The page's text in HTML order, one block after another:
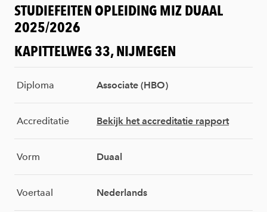
STUDIEFEITEN OPLEIDING MIZ DUAAL
2025/2026
KAPITTELWEG 33, NIJMEGEN
Diploma Associate (HBO)
Accreditatie Bekijk het accreditatie rapport
Vorm Duaal
Voertaal Nederlands